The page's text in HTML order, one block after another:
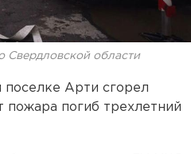
области
Арти сгорел
пожара погиб трехлетний